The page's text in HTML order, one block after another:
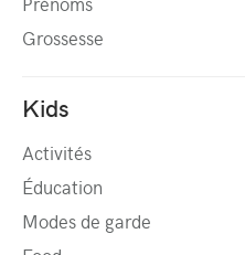
Grossesse
Kids
Activités
Éducation
Modes de garde